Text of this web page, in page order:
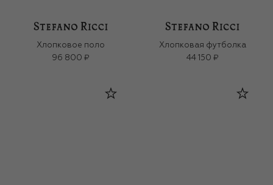
Хлопковое поло
96 800 ₽
Хлопковая футболка
44 150 ₽